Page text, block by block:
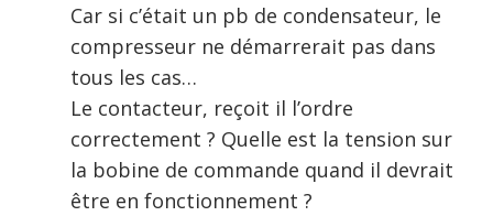
Car si c’était un pb de condensateur, le
compresseur ne démarrerait pas dans
tous les cas…
Le contacteur, reçoit il l’ordre
correctement ? Quelle est la tension sur
la bobine de commande quand il devrait
être en fonctionnement ?